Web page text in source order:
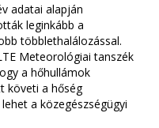
adatai alapján
leginkább a
többlethalálozással.
Meteorológiai tanszék
a hőhullámok
követi a hőség
a közegészségügyi